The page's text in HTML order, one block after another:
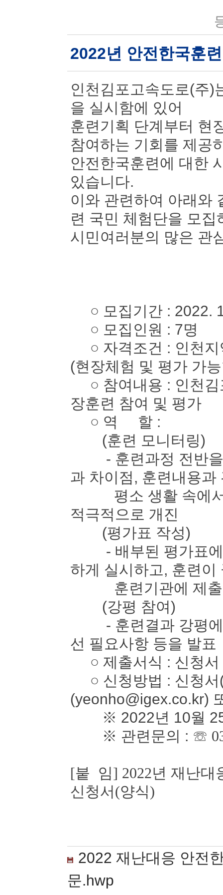
2022년 안전한국훈
인천김포고속도로(주)
을 실시함에 있어
훈련기획 단계부터 현
참여하는 기회를 제공
안전한국훈련에 대한
있습니다.
이와 관련하여 아래와
련 국민 체험단을 모집
시민여러분의 많은 관
○ 모집기간 : 2022.
○ 모집인원 : 7명
○ 자격조건 : 인천지
(현장체험 및 평가 가
○ 참여내용 : 인천김
장훈련 참여 및 평가
○ 역 할 :
(훈련 모니터링)
- 훈련과정 전반을
과 차이점, 훈련내용과
평소 생활 속에서
적극적으로 개진
(평가표 작성)
- 배부된 평가표에
하게 실시하고, 훈련이
훈련기관에 제출
(강평 참여)
- 훈련결과 강평에
선 필요사항 등을 발표
○ 제출서식 : 신청서
○ 신청방법 : 신청서
(yeonho@igex.co.kr)
※ 2022년 10월 25
※ 관련문의 : ☏
[붙 임] 2022년 재난대
신청서(양식)
2022 재난대응 안전
문.hwp